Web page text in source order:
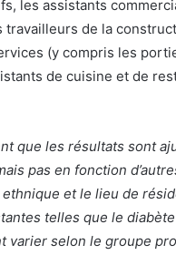
les assistants
travailleurs de la
(y compris les
de cuisine et de
que les résultats sont
pas en fonction
et le lieu de
telles que le diabète
varier selon le groupe